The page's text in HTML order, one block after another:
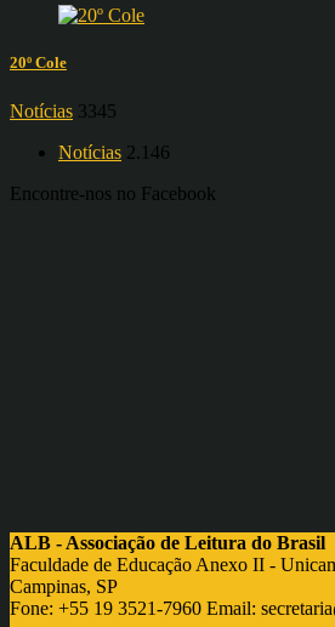
20º Cole
Notícias 3345
Notícias 2.146
Encontre-nos no Facebook
ALB - Associação de Leitura do Brasil
Faculdade de Educação Anexo II -
Campinas, SP
Fone: +55 19 3521-7960 Email: